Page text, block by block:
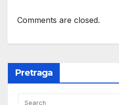
Comments are closed.
Pretraga